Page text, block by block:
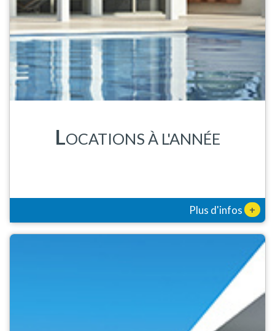
LOCATIONS À L'ANNÉE
Plus d'infos +